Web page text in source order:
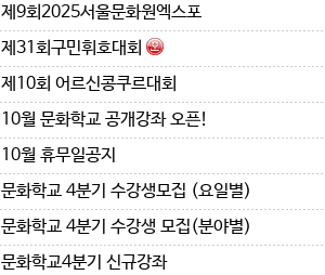
제9회2025서울문화원엑스포
제31회구민휘호대회
제10회 어르신콩쿠르대회
10월 문화학교 공개강좌 오픈!
10월 휴무일공지
문화학교 4분기 수강생모집 (요일별)
문화학교 4분기 수강생 모집(분야별)
문화학교4분기 신규강좌